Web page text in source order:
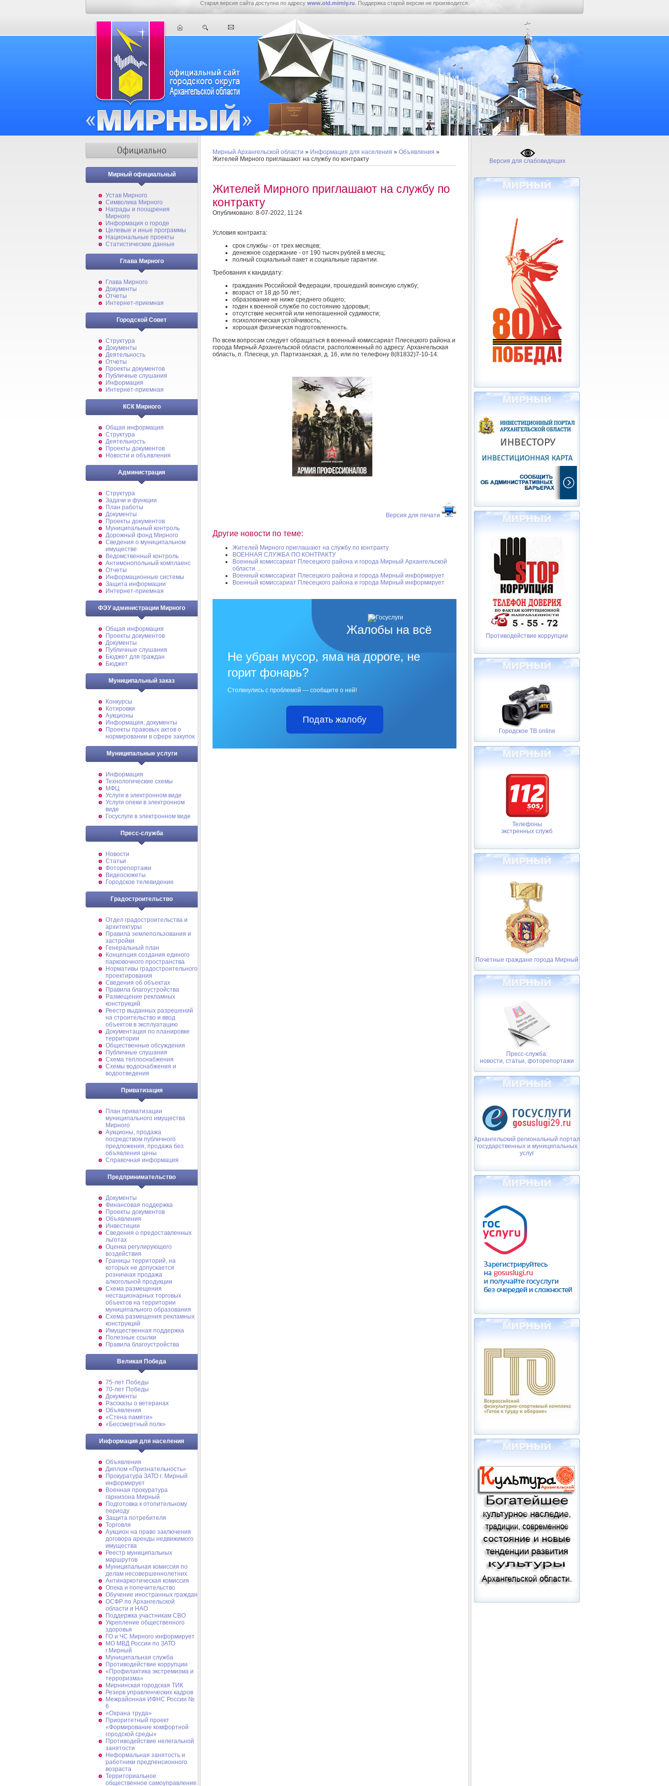
Старая версия сайта доступна по адресу www.old.mirniy.ru . Поддержка старой версии не производится.
Мирный официальный
Устав Мирного
Символика Мирного
Награды и поощрения
Мирного
Информация о городе
Целевые и иные программы
Национальные проекты
Статистические данные
Глава Мирного
Глава Мирного
Документы
Отчеты
Интернет-приемная
Городской Совет
Структура
Документы
Деятельность
Отчеты
Проекты документов
Публичные слушания
Информация
Интернет-приемная
КСК Мирного
Общая информация
Структура
Деятельность
Проекты документов
Новости и объявления
Администрация
Структура
Задачи и функции
План работы
Документы
Проекты документов
Муниципальный контроль
Дорожный фонд Мирного
Cведения о муниципальном
имуществе
Ведомственный контроль
Антимонопольный комплаенс
Отчеты
Информационные системы
Защита информации
Интернет-приемная
ФЭУ администрации Мирного
Общая информация
Проекты документов
Документы
Публичные слушания
Бюджет для граждан
Бюджет
Муниципальный заказ
Конкурсы
Котировки
Аукционы
Информация, документы
Проекты правовых актов о
нормировании в сфере закупок
Муниципальные услуги
Информация
Технологические схемы
МФЦ
Услуги в электронном виде
Услуги опеки в электронном
виде
Госуслуги в электронном виде
Пресс-служба
Новости
Статьи
Фоторепортажи
Видеосюжеты
Городское телевидение
Градостроительство
Отдел градостроительства и
архитектуры
Правила землепользования и
застройки
Генеральный план
Концепция создания единого
парковочного пространства
Нормативы градостроительного
проектирования
Сведения об объектах
Правила благоустройства
Размещение рекламных
конструкций
Реестр выданных разрешений
на строительство и ввод
объектов в эксплуатацию
Документация по планировке
территории
Общественные обсуждения
Публичные слушания
Схема теплоснабжения
Схемы водоснабжения и
водоотведения
Приватизация
План приватизации
муниципального имущества
Мирного
Аукционы, продажа
посредством публичного
предложения, продажа без
объявления цены
Справочная информация
Предпринимательство
Документы
Финансовая поддержка
Проекты документов
Объявления
Инвестиции
Сведения о предоставленных
льготах
Оценка регулирующего
воздействия
Границы территорий, на
которых не допускается
розничная продажа
алкогольной продукции
Схема размещения
нестационарных торговых
объектов на территории
муниципального образования
Схема размещения рекламных
конструкций
Имущественная поддержка
Полезные ссылки
Правила благоустройства
Великая Победа
75-лет Победы
70-лет Победы
Документы
Рассказы о ветеранах
Объявления
«Стена памяти»
«Бессмертный полк»
Информация для населения
Объявления
Диплом «Признательность»
Прокуратура ЗАТО г. Мирный
информирует
Военная прокуратура
гарнизона Мирный
Подготовка к отопительному
периоду
Защита потребителя
Торговля
Аукцион на право заключения
договора аренды недвижимого
имущества
Реестр муниципальных
маршрутов
Муниципальная комиссия по
делам несовершеннолетних
Антинаркотическая комиссия
Опека и попечительство
Обучение иностранных граждан
ОСФР по Архангельской
области и НАО
Поддержка участникам СВО
Укрепление общественного
здоровья
ГО и ЧС Мирного информирует
МО МВД России по ЗАТО
г.Мирный
Муниципальная cлужба
Противодействие коррупции
«Профилактика экстремизма и
терроризма»
Мирнинская городская ТИК
Резерв управленческих кадров
Межрайонная ИФНС России №
6
«Охрана труда»
Приоритетный проект
«Формирование комфортной
городской среды»
Противодействие нелегальной
занятости
Неформальная занятость и
работники предпенсионного
возраста
Территориальное
общественное самоуправление
Мирный Архангельской области » Информация для населения » Объявления »
Жителей Мирного приглашают на службу по контракту
Жителей Мирного приглашают на службу по
контракту
Опубликовано: 8-07-2022, 11:24
Условия контракта:
срок службы - от трех месяцев;
денежное содержание - от 190 тысяч рублей в месяц;
полный социальный пакет и социальные гарантии.
Требования к кандидату:
гражданин Российской Федерации, прошедший воинскую службу;
возраст от 18 до 50 лет;
образование не ниже среднего общего;
годен к военной службе по состоянию здоровья;
отсутствие неснятой или непогашенной судимости;
психологическая устойчивость;
хорошая физическая подготовленность.
По всем вопросам следует обращаться в военный комиссариат Плесецкого района и
города Мирный Архангельской области, расположенный по адресу: Архангельская
область, п. Плесецк, ул. Партизанская, д. 16, или по телефону 8(81832)7-10-14.
Версия для печати
Другие новости по теме:
Жителей Мирного приглашают на службу по контракту
ВОЕННАЯ СЛУЖБА ПО КОНТРАКТУ
Военный комиссариат Плесецкого района и города Мирный Архангельской
области ...
Военный комиссариат Плесецкого района и города Мирный информирует
Военный комиссариат Плесецкого района и города Мирный информирует
Жалобы на всё
Не убран мусор, яма на дороге, не
горит фонарь?
Столкнулись с проблемой — сообщите о ней!
Подать жалобу
Версия для слабовидящих
Противодействие коррупции
Городское ТВ online
Телефоны
экстренных служб
Почетные граждане города Мирный
Пресс-служба:
новости, статьи, фоторепортажи
Архангельский региональный портал
государственных и муниципальных
услуг